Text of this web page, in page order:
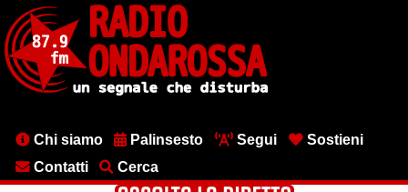
contenuto
principale
MenuChi siamo Palinsesto Segui
Sostieni
Contatti
Cerca